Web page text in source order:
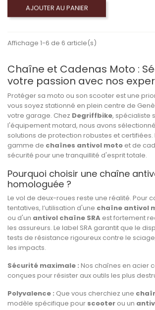
AJOUTER AU PANIER
Affichage 1-6 de 6 article(s)
Chaîne et Cadenas Moto :
votre passion avec nos
Protéger sa moto ou son scooter est une
vous soyez stationné en plein centre de
votre garage. Chez Degriffbike, spécialiste
l'équipement motard, nous avons
solutions de protection robustes et
gamme de chaînes antivol moto et de
sécurité pour une tranquillité d'esprit totale.
Pourquoi choisir une chaîne
homologuée ?
Le vol de deux-roues reste une réalité. Pour
tentatives, l’utilisation d'une chaîne antivol
ou d'un antivol chaîne SRA est fortement
les assureurs. Le label SRA garantit que le
tests de résistance rigoureux contre le
les impacts.
Sécurité maximale : Nos chaînes en acier
conçues pour résister aux outils les plus
Polyvalence : Que vous cherchiez une
modèle spécifique pour scooter ou un